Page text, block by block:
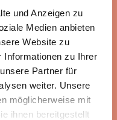
und Anzeigen zu
Medien anbieten
Website zu
Informationen zu Ihrer
Partner für
weiter. Unsere
möglicherweise mit
ihnen bereitgestellt
und Schluckstörungen
unterstützend wirken
eine starke emotionale
Betreuung hilft
Erkrankung besser